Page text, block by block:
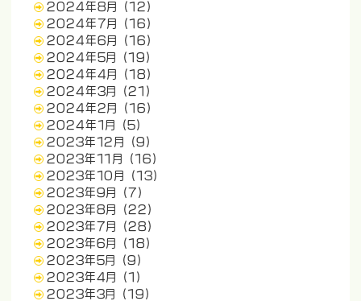
2024年8月
(12)
2024年7月
(16)
2024年6月
(16)
2024年5月
(19)
2024年4月
(18)
2024年3月
(21)
2024年2月
(16)
2024年1月
(5)
2023年12月
(9)
2023年11月
(16)
2023年10月
(13)
2023年9月
(7)
2023年8月
(22)
2023年7月
(28)
2023年6月
(18)
2023年5月
(9)
2023年4月
(1)
2023年3月
(19)